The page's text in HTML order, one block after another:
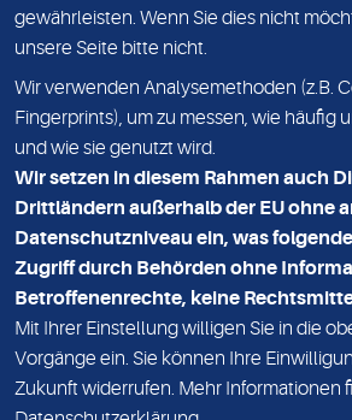
Vereinbarung einverstanden.
DATENSCHUTZ
KONTAKT
NEWSLETTER
ADRESSE
MVZ Medizinisches Labor Nord MLN
Essener Straße 108
22419 Hamburg
gewährleisten. Wenn Sie dies nicht
unsere Seite bitte nicht.
Wir verwenden Analysemethoden (z.B.
Fingerprints), um zu messen, wie häufig
und wie sie genutzt wird.
Wir setzen in diesem Rahmen auch
Drittländern außerhalb der EU ohne
Datenschutzniveau ein, was
Zugriff durch Behörden ohne
Betroffenenrechte, keine
Mit Ihrer Einstellung willigen Sie in die
Vorgänge ein. Sie können Ihre
Zukunft widerrufen. Mehr Informationen